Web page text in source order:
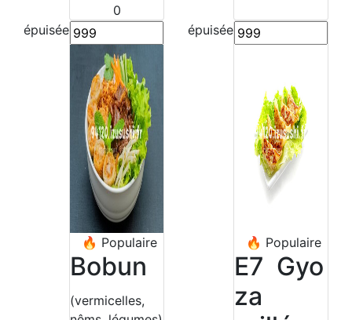
0
épuisée
🔥 Populaire
Bobun
(vermicelles,
épuisée
🔥 Populaire
E7 Gyo
za